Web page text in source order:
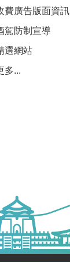
費廣告版面資訊
駕防制宣導
選網站
多...